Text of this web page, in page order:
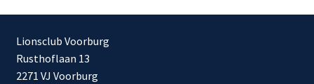
Lionsclub Voorburg
Rusthoflaan 13
2271 VJ Voorburg